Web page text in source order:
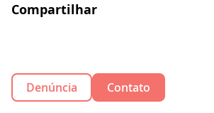
Compartilhar
Denúncia Contato